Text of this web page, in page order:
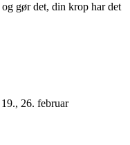
gør det, din krop har det
26. februar